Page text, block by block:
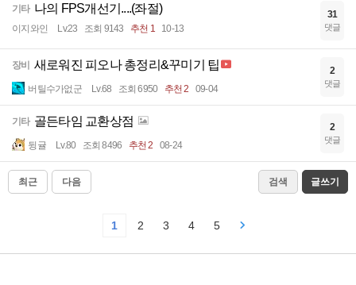
기타 나의 FPS개선기....(좌절)
이지와인 Lv.23 조회 9143 추천 1 10-13
31
댓글
장비 새로워진 피오나 총정리&꾸미기 팁
버틸수가없군 Lv.68 조회 6950 추천 2 09-04
2
댓글
기타 골든타임 교환상점
뒹귤 Lv.80 조회 8496 추천 2 08-24
2
댓글
최근 다음 검색 글쓰기
1 2 3 4 5